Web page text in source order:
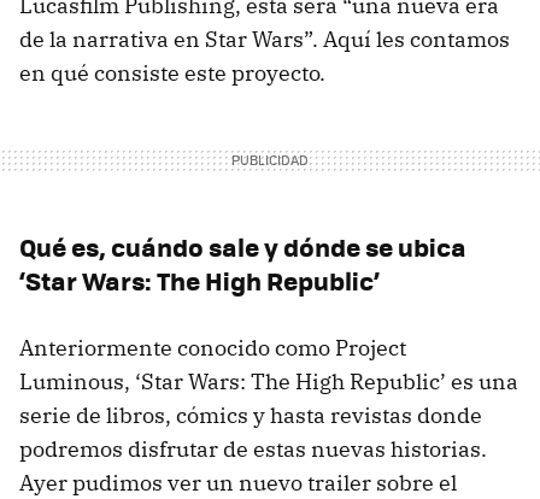
Lucasfilm Publishing, esta será “una nueva era
de la narrativa en Star Wars”. Aquí les contamos
en qué consiste este proyecto.
Qué es, cuándo sale y dónde se ubica
‘Star Wars: The High Republic’
Anteriormente conocido como Project
Luminous, ‘Star Wars: The High Republic’ es una
serie de libros, cómics y hasta revistas donde
podremos disfrutar de estas nuevas historias.
Ayer pudimos ver un nuevo trailer sobre el